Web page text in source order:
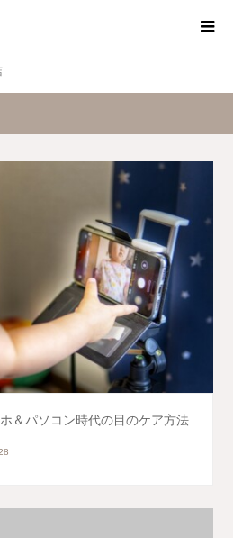
＆パソコン時代の目のケア方法